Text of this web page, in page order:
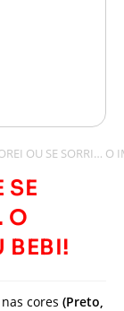
OU SE SORRI… O
SE
O
BEBI!
cores (Preto,